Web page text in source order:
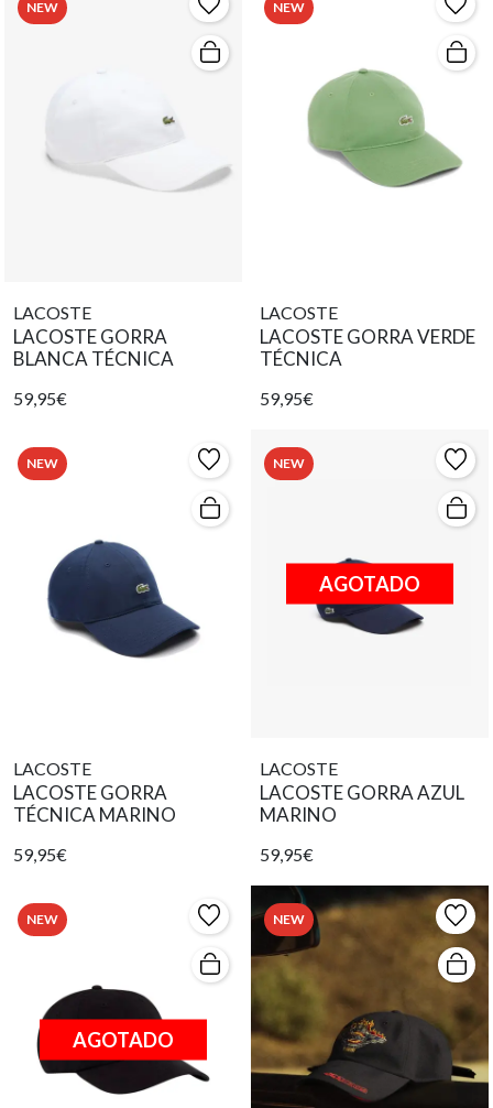
NEW
LACOSTE
LACOSTE GORRA
BLANCA TÉCNICA
59,95€
NEW
LACOSTE
LACOSTE GORRA VERDE
TÉCNICA
59,95€
NEW
LACOSTE
LACOSTE GORRA
TÉCNICA MARINO
59,95€
NEW
AGOTADO
LACOSTE
LACOSTE GORRA AZUL
MARINO
59,95€
NEW
AGOTADO
NEW